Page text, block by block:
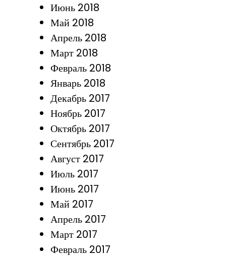
Июнь 2018
Май 2018
Апрель 2018
Март 2018
Февраль 2018
Январь 2018
Декабрь 2017
Ноябрь 2017
Октябрь 2017
Сентябрь 2017
Август 2017
Июль 2017
Июнь 2017
Май 2017
Апрель 2017
Март 2017
Февраль 2017